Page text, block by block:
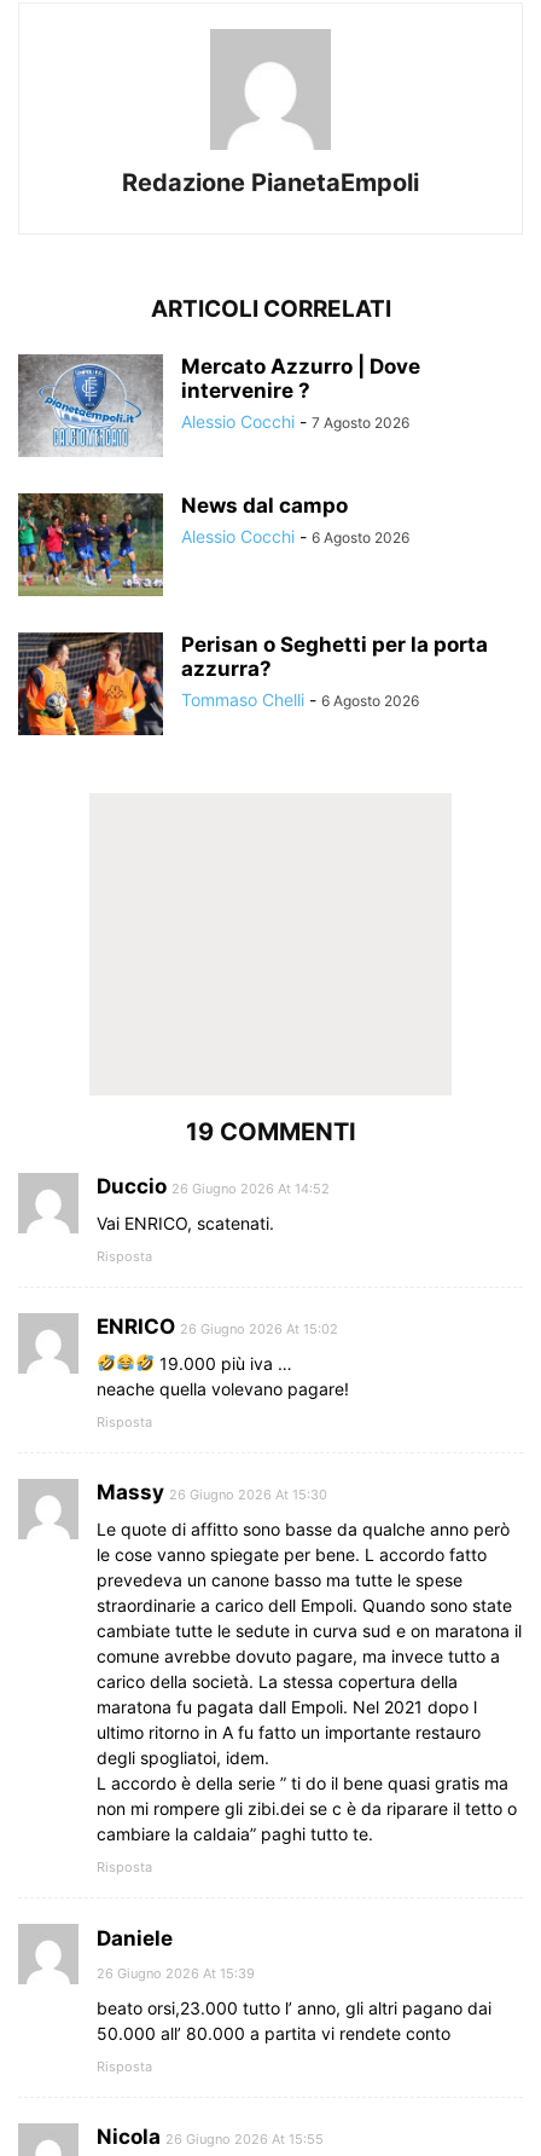
Redazione PianetaEmpoli
ARTICOLI CORRELATI
Mercato Azzurro | Dove
intervenire ?
Alessio Cocchi - 7 Agosto 2026
News dal campo
Alessio Cocchi - 6 Agosto 2026
Perisan o Seghetti per la porta
azzurra?
Tommaso Chelli - 6 Agosto 2026
19 COMMENTI
Duccio 26 Giugno 2026 At 14:52
Vai ENRICO, scatenati.
Risposta
ENRICO 26 Giugno 2026 At 15:02
19.000 più iva …
neache quella volevano pagare!
Risposta
Massy 26 Giugno 2026 At 15:30
Le quote di affitto sono basse da qualche anno però
le cose vanno spiegate per bene. L accordo fatto
prevedeva un canone basso ma tutte le spese
straordinarie a carico dell Empoli. Quando sono state
cambiate tutte le sedute in curva sud e on maratona il
comune avrebbe dovuto pagare, ma invece tutto a
carico della società. La stessa copertura della
maratona fu pagata dall Empoli. Nel 2021 dopo l
ultimo ritorno in A fu fatto un importante restauro
degli spogliatoi, idem.
L accordo è della serie ” ti do il bene quasi gratis ma
non mi rompere gli zibi.dei se c è da riparare il tetto o
cambiare la caldaia” paghi tutto te.
Risposta
Daniele
26 Giugno 2026 At 15:39
beato orsi,23.000 tutto l’ anno, gli altri pagano dai
50.000 all’ 80.000 a partita vi rendete conto
Risposta
Nicola 26 Giugno 2026 At 15:55